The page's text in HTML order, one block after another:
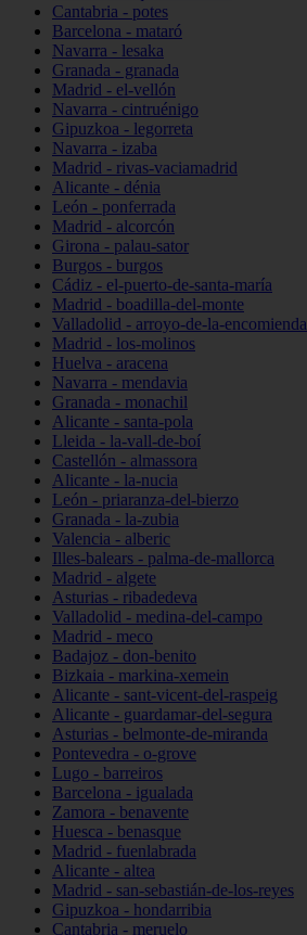
Cantabria - potes
Barcelona - mataró
Navarra - lesaka
Granada - granada
Madrid - el-vellón
Navarra - cintruénigo
Gipuzkoa - legorreta
Navarra - izaba
Madrid - rivas-vaciamadrid
Alicante - dénia
León - ponferrada
Madrid - alcorcón
Girona - palau-sator
Burgos - burgos
Cádiz - el-puerto-de-santa-maría
Madrid - boadilla-del-monte
Valladolid - arroyo-de-la-encomienda
Madrid - los-molinos
Huelva - aracena
Navarra - mendavia
Granada - monachil
Alicante - santa-pola
Lleida - la-vall-de-boí
Castellón - almassora
Alicante - la-nucia
León - priaranza-del-bierzo
Granada - la-zubia
Valencia - alberic
Illes-balears - palma-de-mallorca
Madrid - algete
Asturias - ribadedeva
Valladolid - medina-del-campo
Madrid - meco
Badajoz - don-benito
Bizkaia - markina-xemein
Alicante - sant-vicent-del-raspeig
Alicante - guardamar-del-segura
Asturias - belmonte-de-miranda
Pontevedra - o-grove
Lugo - barreiros
Barcelona - igualada
Zamora - benavente
Huesca - benasque
Madrid - fuenlabrada
Alicante - altea
Madrid - san-sebastián-de-los-reyes
Gipuzkoa - hondarribia
Cantabria - meruelo